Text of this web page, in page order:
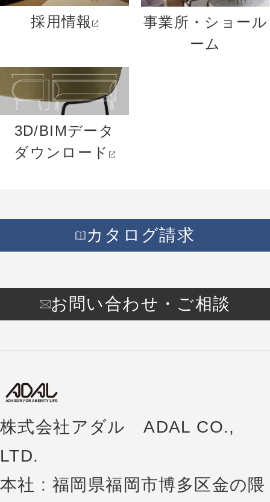
採用情報
事業所・ショール
ーム
3D/BIMデータ
ダウンロード
カタログ請求
お問い合わせ・ご相談
株式会社アダル ADAL CO.,
LTD.
本社 : 福岡県福岡市博多区金の隈